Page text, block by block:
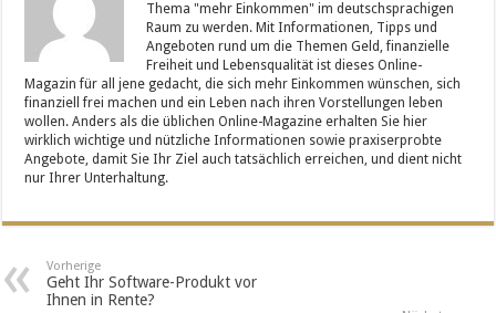
Thema "mehr Einkommen" im deutschsprachigen
Raum zu werden. Mit Informationen, Tipps und
Angeboten rund um die Themen Geld, finanzielle
Freiheit und Lebensqualität ist dieses Online-
Magazin für all jene gedacht, die sich mehr Einkommen wünschen, sich
finanziell frei machen und ein Leben nach ihren Vorstellungen leben
wollen. Anders als die üblichen Online-Magazine erhalten Sie hier
wirklich wichtige und nützliche Informationen sowie praxiserprobte
Angebote, damit Sie Ihr Ziel auch tatsächlich erreichen, und dient nicht
nur Ihrer Unterhaltung.
Vorherige
Geht Ihr Software-Produkt vor
Ihnen in Rente?